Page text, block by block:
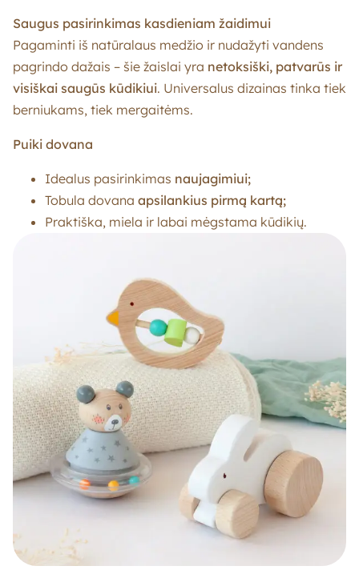
Saugus pasirinkimas kasdieniam žaidimui
Pagaminti iš natūralaus medžio ir nudažyti vandens
pagrindo dažais – šie žaislai yra netoksiški, patvarūs ir
visiškai saugūs kūdikiui. Universalus dizainas tinka tiek
berniukams, tiek mergaitėms.
Puiki dovana
Idealus pasirinkimas naujagimiui;
Tobula dovana apsilankius pirmą kartą;
Praktiška, miela ir labai mėgstama kūdikių.